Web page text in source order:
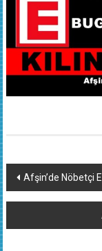
Yazı
dolaşımı
Afşin’de Nöbetçi